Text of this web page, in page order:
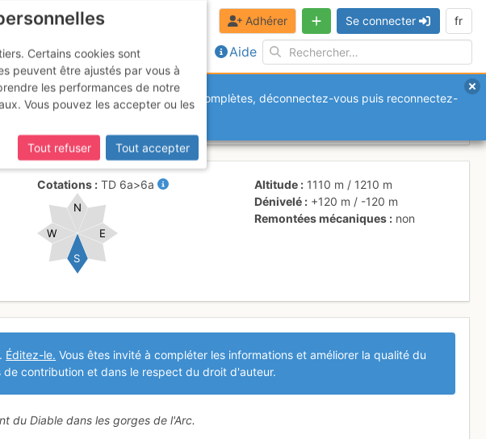
Aide
Adhérer Se connecter fr
plus accessibles, manquantes ou incomplètes, déconnectez-vous puis reconnectez-
Cotations TD 6a>6a
E
W
S
N
Altitude 1110 m / 1210 m
Dénivelé
+120 m / -120 m
Remontées mécaniques
non
Éditez-le. Vous êtes invité à compléter les informations et améliorer la qualité du
contribution et dans le respect du droit d'auteur.
du Diable dans les gorges de l'Arc.
Certains cookies sont
peuvent être ajustés par vous à
les performances de notre
Vous pouvez les accepter ou les
Tout refuser
Tout accepter